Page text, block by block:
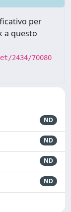
per
a questo
2434/70080
ND
ND
ND
ND